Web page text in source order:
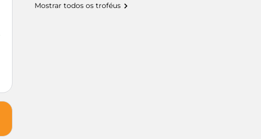
Mostrar todos os troféus